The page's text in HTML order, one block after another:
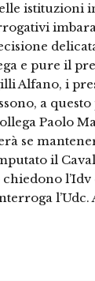
istituzioni
e pure il
Alfano, i
a
Paolo
se
il
l’Idv